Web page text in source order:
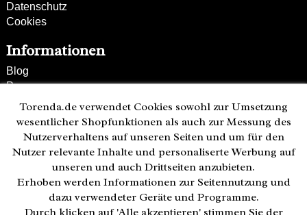
Datenschutz
Cookies
Informationen
Blog
Presse
Partner
Versand und Zahlung
Bestellung wiederrufen
Kunden-Hotline
(040) 244 249-49
Mo - Fr 08:00 - 18:00
Torenda.de verwendet Cookies sowohl zur Umsetzung
wesentlicher Shopfunktionen als auch zur Messung des
Nutzerverhaltens auf unseren Seiten und um für den
Nutzer relevante Inhalte und personaliserte Werbung auf
unseren und auch Drittseiten anzubieten.
Erhoben werden Informationen zur Seitennutzung und
dazu verwendeter Geräte und Programme.
Durch klicken auf 'Alle akzeptieren' stimmen Sie der